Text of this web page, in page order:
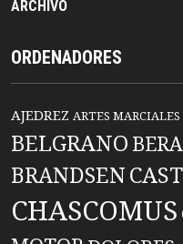
ARCHIVO
ORDENADORES
AJEDREZ ARTES MARCIALES
BELGRANO
BRANDSEN
CHASCOMUS